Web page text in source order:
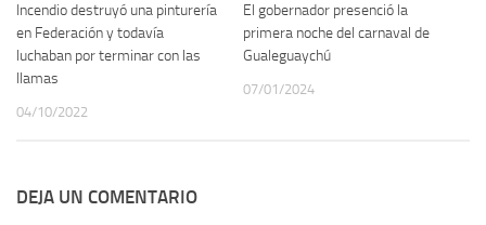
Incendio destruyó una pinturería
en Federación y todavía
luchaban por terminar con las
llamas
04/10/2022
El gobernador presenció la
primera noche del carnaval de
Gualeguaychú
07/01/2024
DEJA UN COMENTARIO